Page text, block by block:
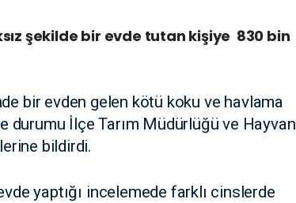
şekilde bir evde tutan kişiye 830 bin
bir evden gelen kötü koku ve havlama
durumu İlçe Tarım Müdürlüğü ve Hayvan
bildirdi.
yaptığı incelemede farklı cinslerde